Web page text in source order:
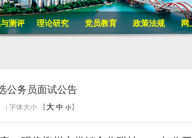
测评 理论研究 党员教育 政策法规 网
公务员面试公告
| 字体大小:【 大 中 小 】